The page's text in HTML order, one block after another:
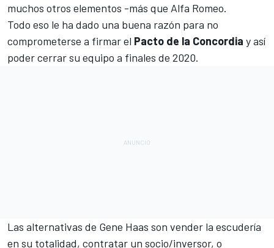
muchos otros elementos -más que Alfa Romeo.
Todo eso le ha dado una buena razón para no
comprometerse a firmar el Pacto de la Concordia y así
poder cerrar su equipo a finales de 2020.
Las alternativas de Gene Haas son vender la escudería
en su totalidad, contratar un socio/inversor, o